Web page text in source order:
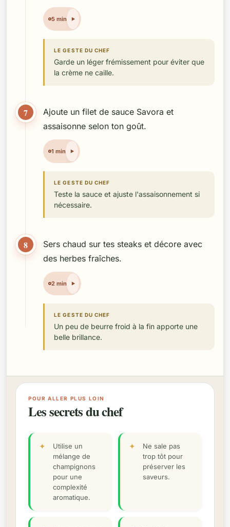
5 min
LE GESTE DU CHEF
Garde un léger frémissement pour éviter que
la crème ne caille.
7
Ajoute un filet de sauce Savora et
assaisonne selon ton goût.
1 min
LE GESTE DU CHEF
Teste la sauce et ajuste l'assaisonnement si
nécessaire.
8
Sers chaud sur tes steaks et décore avec
des herbes fraîches.
2 min
LE GESTE DU CHEF
Un peu de beurre froid à la fin apporte une
belle brillance.
POUR ALLER PLUS LOIN
Les secrets du chef
Utilise un
mélange de
champignons
pour une
complexité
aromatique.
Ne sale pas
trop tôt pour
préserver les
saveurs.